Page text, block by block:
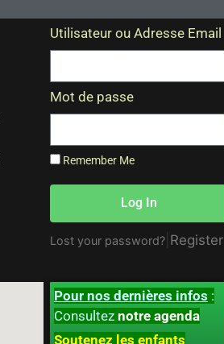
Utilisateur ou Adresse Email
Mot de passe
Remember Me
Log In
Lost your password?| Register
Pour nos dernières infos :
Consultez notre agenda
Soutenez les enfants